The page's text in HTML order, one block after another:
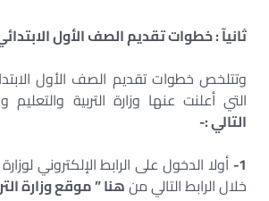
ثانيآ : خطوات تقديم الصف الأول الابتدائي 2021 /
التي أعلنت عنها وزارة التربية والتعليم
التالي :-
1- أولا الدخول على الرابط الإلكتروني
خلال الرابط التالي منهنا ” موقع وزارة